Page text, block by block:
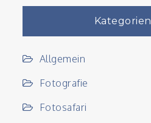
Kategorien
Allgemein
Fotografie
Fotosafari